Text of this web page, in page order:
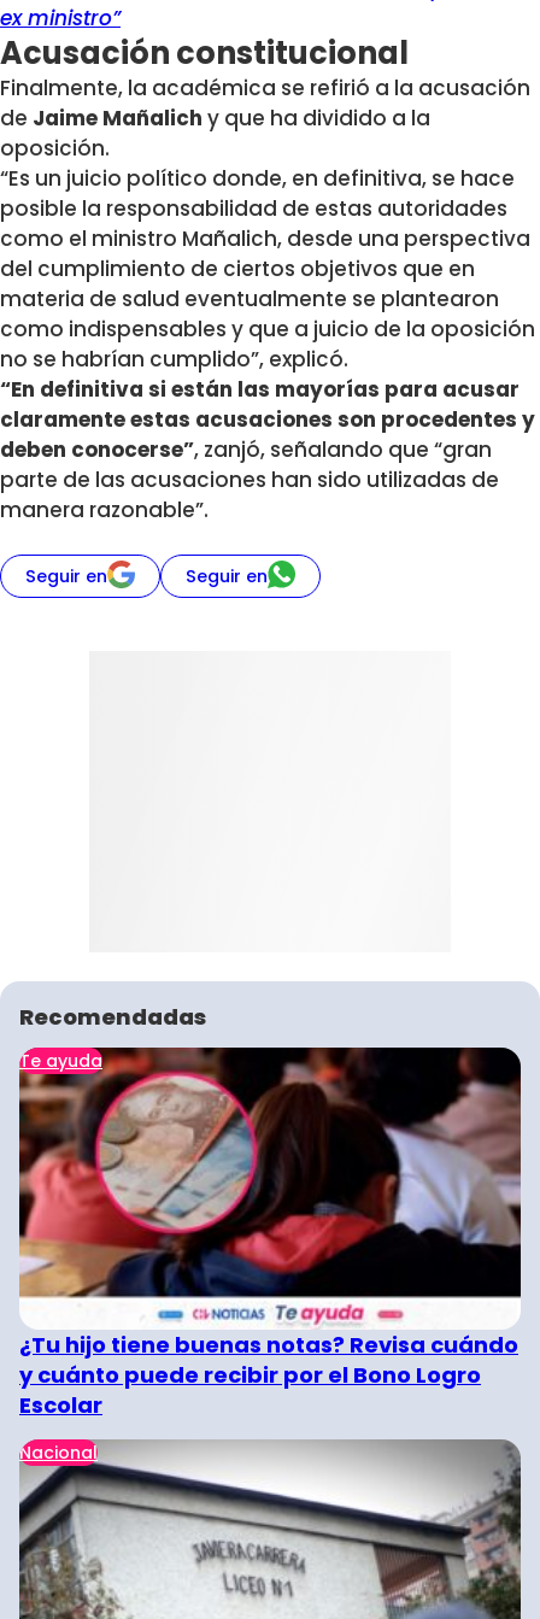
ex ministro”
Acusación constitucional
Finalmente, la académica se refirió a la acusación
de Jaime Mañalich y que ha dividido a la
oposición.
“Es un juicio político donde, en definitiva, se hace
posible la responsabilidad de estas autoridades
como el ministro Mañalich, desde una perspectiva
del cumplimiento de ciertos objetivos que en
materia de salud eventualmente se plantearon
como indispensables y que a juicio de la oposición
no se habrían cumplido”, explicó.
“En definitiva si están las mayorías para acusar
claramente estas acusaciones son procedentes y
deben conocerse”, zanjó, señalando que “gran
parte de las acusaciones han sido utilizadas de
manera razonable”.
Seguir en Seguir en
Recomendadas
Te ayuda
¿Tu hijo tiene buenas notas? Revisa cuándo
y cuánto puede recibir por el Bono Logro
Escolar
Nacional